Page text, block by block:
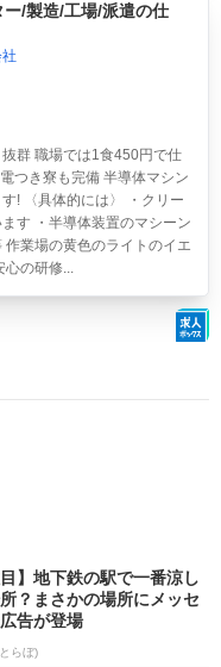
/製造/工場/派遣の仕
群 職場では1食450円で仕
つき寮も完備 半導体マシン
! 〈具体的には〉 ・クリー
す ・半導体装置のマシーン
業場の黄色のライトのイエ
心の研修...
目】地下鉄の駅で一番涼し
？まさかの場所にメッセ
告が登場
らぼ)